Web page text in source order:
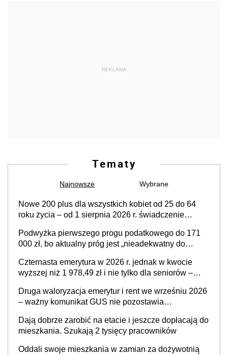
REKLAMA
Tematy
Najnowsze Wybrane
Nowe 200 plus dla wszystkich kobiet od 25 do 64
roku życia – od 1 sierpnia 2026 r. świadczenie
Podwyżka pierwszego progu podatkowego do 171
000 zł, bo aktualny próg jest „nieadekwatny do
Czternasta emerytura w 2026 r. jednak w kwocie
wyższej niż 1 978,49 zł i nie tylko dla seniorów –
kwotą świadczenia?
Druga waloryzacja emerytur i rent we wrześniu 2026
– ważny komunikat GUS nie pozostawia
podwyżkę świadczeń?
Dają dobrze zarobić na etacie i jeszcze dopłacają do
mieszkania. Szukają 2 tysięcy pracowników
Oddali swoje mieszkania w zamian za dożywotnią